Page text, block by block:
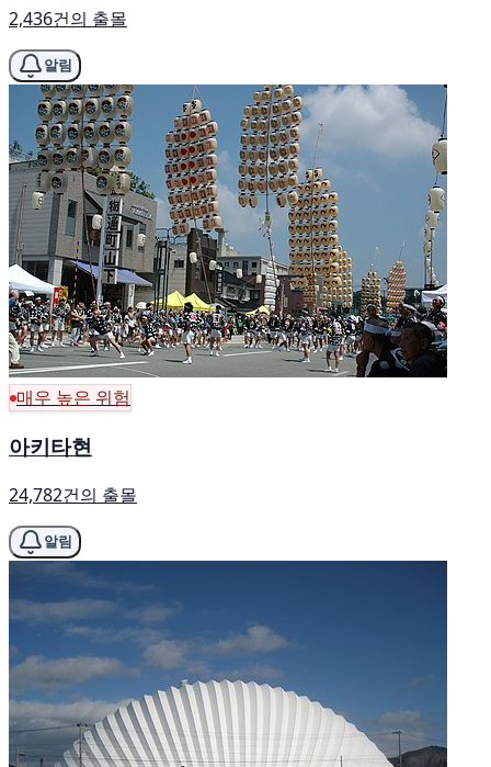
2,436건의 출몰
알림
매우 높은 위험
아키타현
24,782건의 출몰
알림